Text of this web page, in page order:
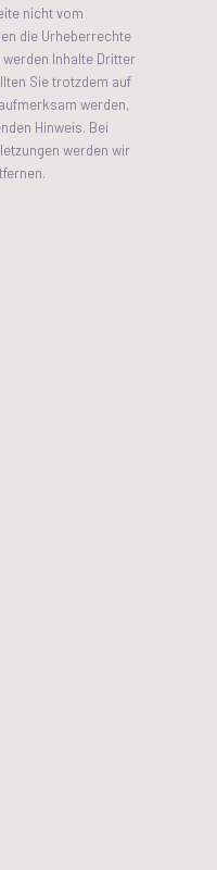
nicht vom
die Urheberrechte
Inhalte Dritter
Sie trotzdem auf
werden,
Hinweis. Bei
werden wir